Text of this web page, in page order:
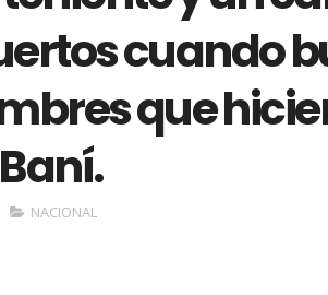
cuando
que
NACIONAL